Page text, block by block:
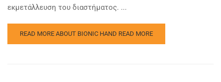
εκμετάλλευση του διαστήματος. ...
READ MORE ABOUT BIONIC HAND READ MORE